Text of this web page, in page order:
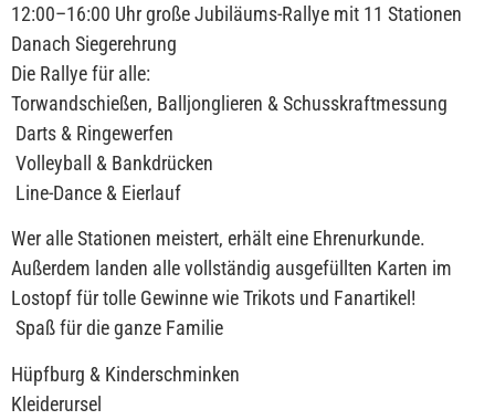
12:00–16:00 Uhr große Jubiläums-Rallye mit 11 Stationen
Danach Siegerehrung
Die Rallye für alle:
Torwandschießen, Balljonglieren & Schusskraftmessung
Darts & Ringewerfen
Volleyball & Bankdrücken
Line-Dance & Eierlauf
Wer alle Stationen meistert, erhält eine Ehrenurkunde.
Außerdem landen alle vollständig ausgefüllten Karten im
Lostopf für tolle Gewinne wie Trikots und Fanartikel!
Spaß für die ganze Familie
Hüpfburg & Kinderschminken
Kleiderursel